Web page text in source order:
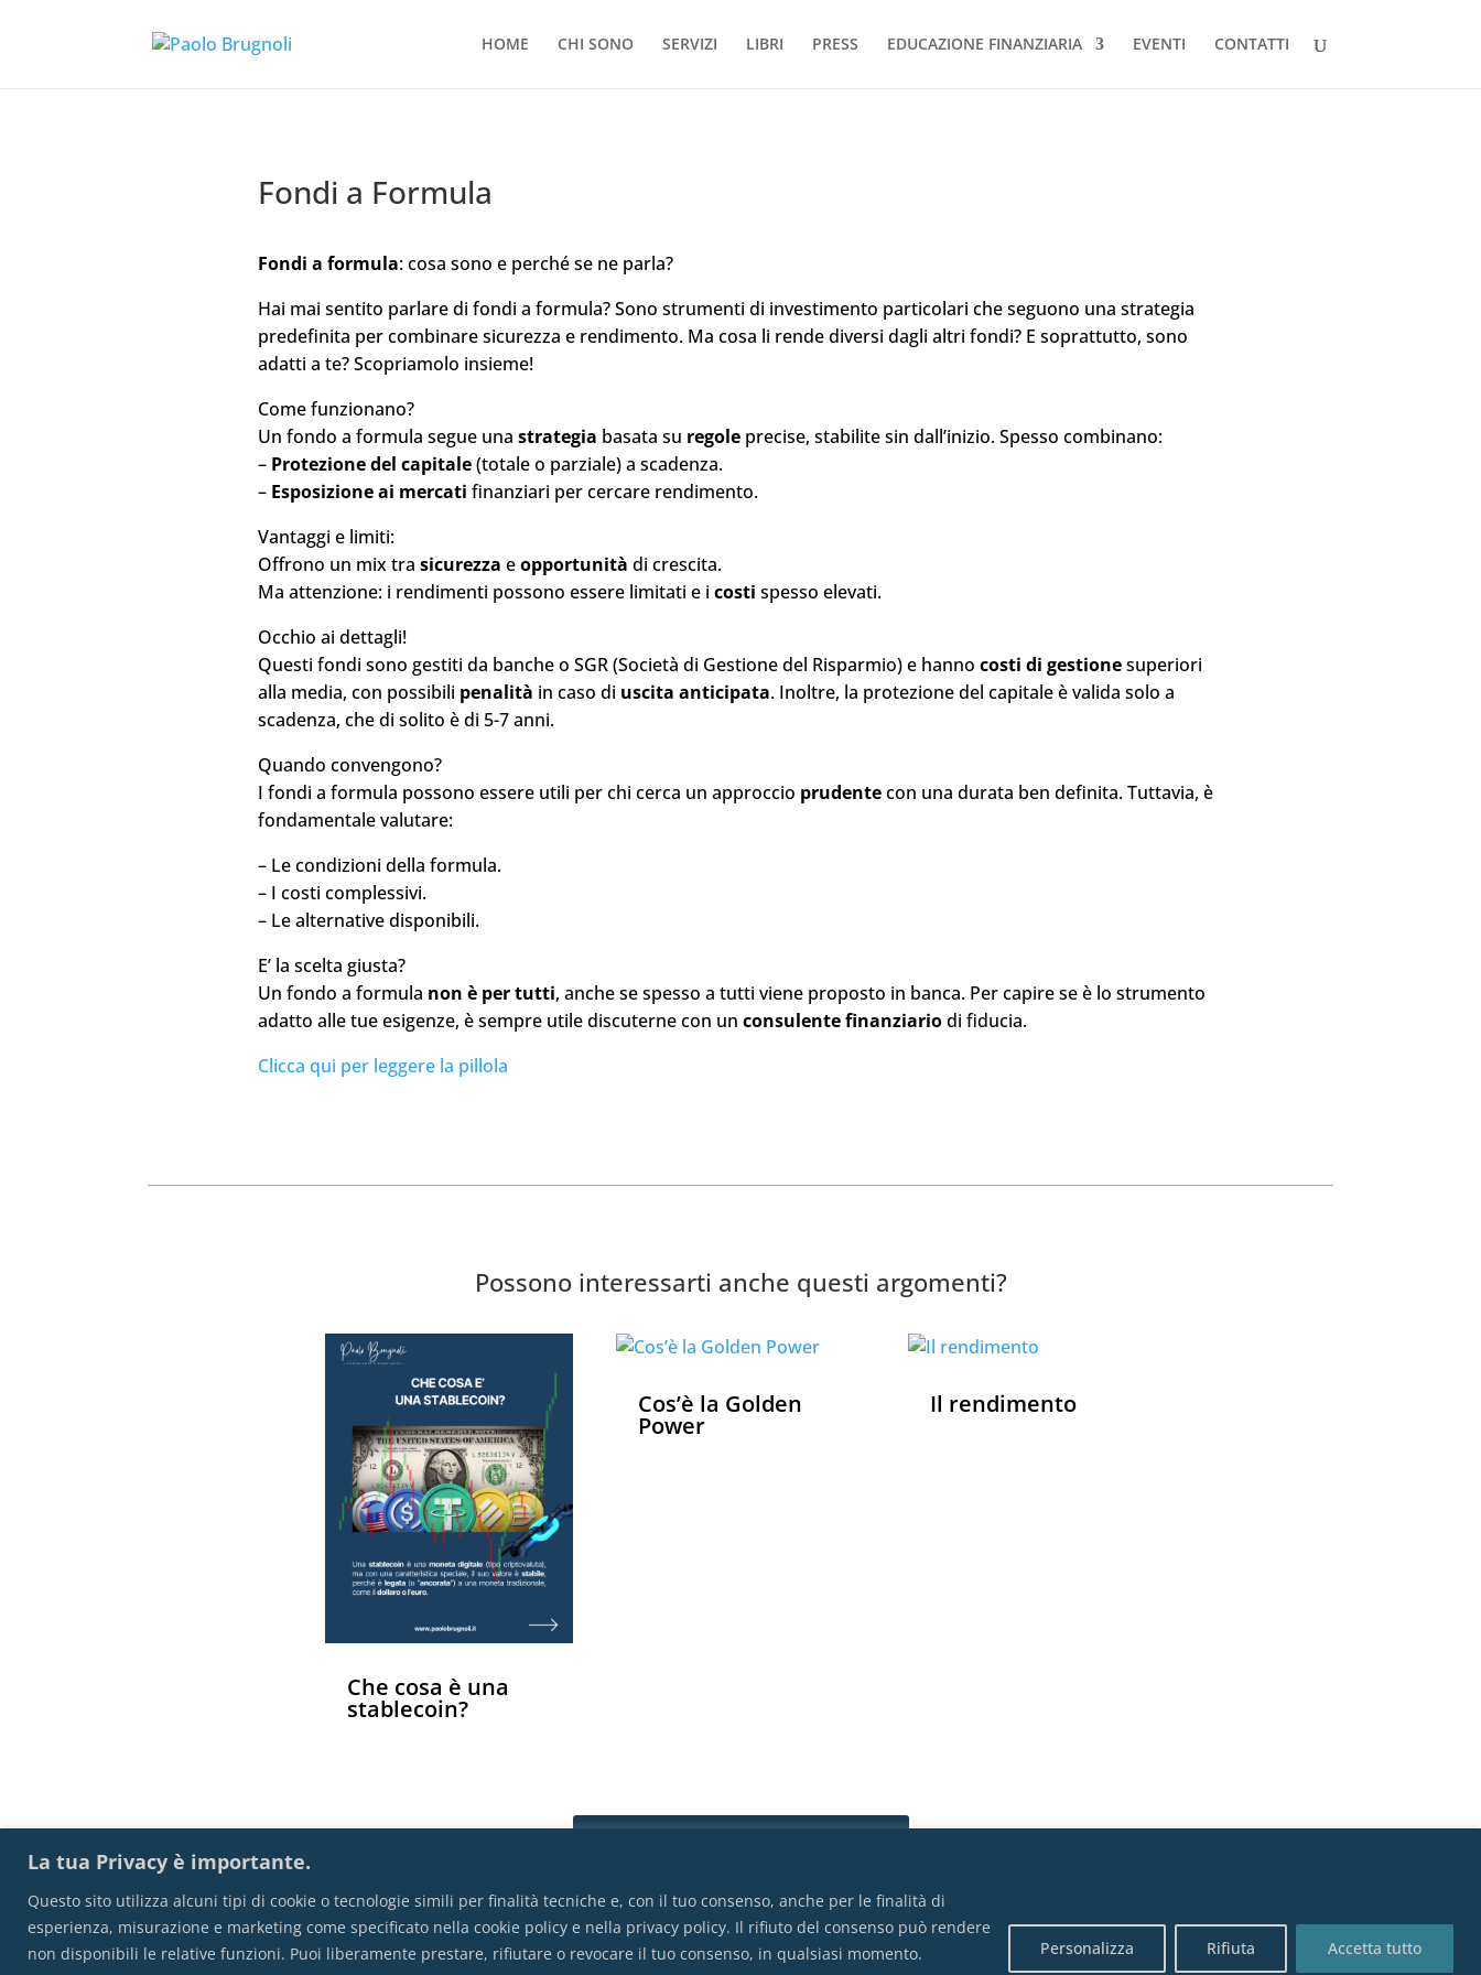
La tua Privacy è importante.
Questo sito utilizza alcuni tipi di cookie o tecnologie simili per finalità tecniche e, con il tuo consenso, anche per le finalità di
esperienza, misurazione e marketing come specificato nella cookie policy e nella privacy policy. Il rifiuto del consenso può rendere
non disponibili le relative funzioni. Puoi liberamente prestare, rifiutare o revocare il tuo consenso, in qualsiasi momento.
Personalizza Rifiuta Accetta tutto
HOME CHI SONO SERVIZI LIBRI PRESS EDUCAZIONE FINANZIARIA EVENTI CONTATTI
Fondi a Formula
Fondi a formula: cosa sono e perché se ne parla?
Hai mai sentito parlare di fondi a formula? Sono strumenti di investimento particolari che seguono unastrategia
predefinita per combinaresicurezza e rendimento. Ma cosa li rende diversi dagli altri fondi? E soprattutto, sono
adatti a te? Scopriamolo insieme!
Come funzionano?
Un fondo a formula segue unastrategia basata su regole precise, stabilite sin dall’inizio. Spesso combinano:
– Protezione del capitale(totale o parziale) a scadenza.
– Esposizione ai mercati finanziari per cercare rendimento.
Vantaggi e limiti:
Offrono un mix trasicurezza eopportunità di crescita.
Ma attenzione: i rendimenti possono essere limitati e icosti spesso elevati.
Occhio ai dettagli!
Questi fondi sono gestiti da banche o SGR (Società di Gestione del Risparmio) e hannocosti di gestionesuperiori
alla media, con possibili penalità in caso di uscita anticipata. Inoltre, la protezione del capitale è valida solo a
scadenza, che di solito è di 5-7 anni.
Quando convengono?
I fondi a formula possono essere utili per chi cerca un approccio prudentecon una durata ben definita. Tuttavia, è
fondamentale valutare:
– Le condizioni della formula.
– I costi complessivi.
– Le alternative disponibili.
E’ la scelta giusta?
Un fondo a formula non è per tutti, anche se spesso a tutti viene proposto in banca. Per capire se è lo strumento
adatto alle tue esigenze, è sempre utile discuterne con unconsulente finanziariodi fiducia.
Clicca qui per leggere la pillola
Possono interessarti anche questi argomenti?
Che cosa è una
stablecoin?
Cos’è la Golden
Power
Il rendimento